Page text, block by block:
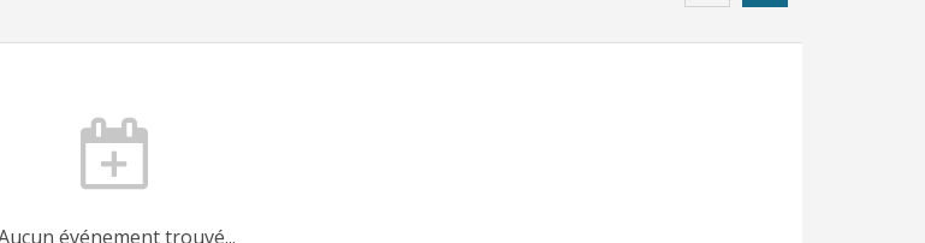
événement trouvé...